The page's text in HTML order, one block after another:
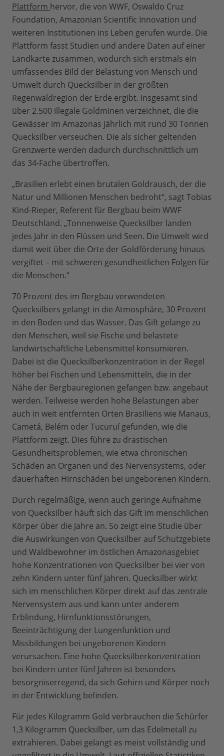
Plattform hervor, die von WWF, Oswaldo Cruz
Foundation, Amazonian Scientific Innovation und
weiteren Institutionen ins Leben gerufen wurde. Die
Plattform fasst Studien und andere Daten auf einer
Landkarte zusammen, wodurch sich erstmals ein
umfassendes Bild der Belastung von Mensch und
Umwelt durch Quecksilber in der größten
Regenwaldregion der Erde ergibt. Insgesamt sind
über 2.500 illegale Goldminen verzeichnet, die die
Gewässer im Amazonas jährlich mit rund 30 Tonnen
Quecksilber verseuchen. Die als sicher geltenden
Grenzwerte werden dadurch durchschnittlich um
das 34-Fache übertroffen.
„Brasilien erlebt einen brutalen Goldrausch, der die
Natur und Millionen Menschen bedroht“, sagt Tobias
Kind-Rieper, Referent für Bergbau beim WWF
Deutschland. „Tonnenweise Quecksilber landen
jedes Jahr in den Flüssen und Seen. Die Umwelt wird
damit weit über die Orte der Goldförderung hinaus
vergiftet – mit schweren gesundheitlichen Folgen für
die Menschen.“
70 Prozent des im Bergbau verwendeten
Quecksilbers gelangt in die Atmosphäre, 30 Prozent
in den Boden und das Wasser. Das Gift gelange zu
den Menschen, weil sie Fische und belastete
landwirtschaftliche Lebensmittel konsumieren.
Dabei ist die Quecksilberkonzentration in der Regel
höher bei Fischen und Lebensmitteln, die in der
Nähe der Bergbauregionen gefangen bzw. angebaut
werden. Teilweise werden hohe Belastungen aber
auch in weit entfernten Orten Brasiliens wie Manaus,
Cametá, Belém oder Tucuruí gefunden, wie die
Plattform zeigt. Dies führe zu drastischen
Gesundheitsproblemen, wie etwa chronischen
Schäden an Organen und des Nervensystems, oder
dauerhaften Hirnschäden bei ungeborenen Kindern.
Durch regelmäßige, wenn auch geringe Aufnahme
von Quecksilber häuft sich das Gift im menschlichen
Körper über die Jahre an. So zeigt eine Studie über
die Auswirkungen von Quecksilber auf Schutzgebiete
und Waldbewohner im östlichen Amazonasgebiet
hohe Konzentrationen von Quecksilber bei vier von
zehn Kindern unter fünf Jahren. Quecksilber wirkt
sich im menschlichen Körper direkt auf das zentrale
Nervensystem aus und kann unter anderem
Erblindung, Hirnfunktionsstörungen,
Beeinträchtigung der Lungenfunktion und
Missbildungen bei ungeborenen Kindern
verursachen. Eine hohe Quecksilberkonzentration
bei Kindern unter fünf Jahren ist besonders
besorgniserregend, da sich Gehirn und Körper noch
in der Entwicklung befinden.
Für jedes Kilogramm Gold verbrauchen die Schürfer
1,3 Kilogramm Quecksilber, um das Edelmetall zu
extrahieren. Dabei gelangt es meist vollständig und